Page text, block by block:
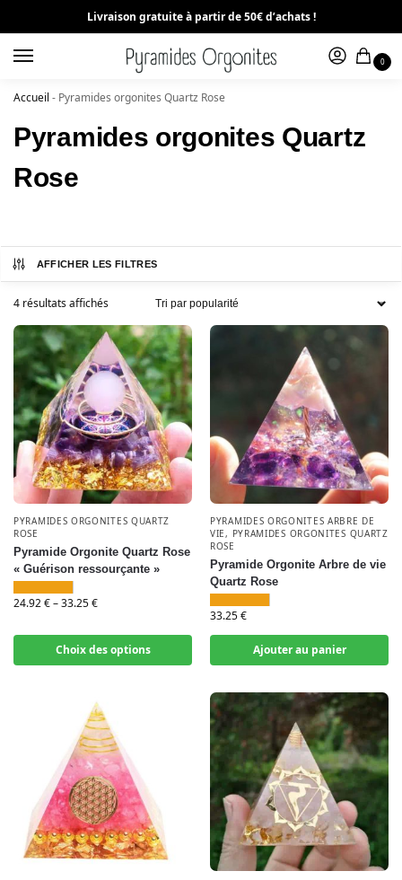
Livraison gratuite à partir de 50€ d’achats !
0
Accueil - Pyramides orgonites Quartz Rose
Pyramides orgonites Quartz
Rose
AFFICHER LES FILTRES
4 résultats affichés
PYRAMIDES ORGONITES QUARTZ
ROSE
Pyramide Orgonite Quartz Rose
« Guérison ressourçante »
24.92€–33.25€
Choix des options
PYRAMIDES ORGONITES ARBRE DE
VIE, PYRAMIDES ORGONITES QUARTZ
ROSE
Pyramide Orgonite Arbre de vie
Quartz Rose
33.25€
Ajouter au panier